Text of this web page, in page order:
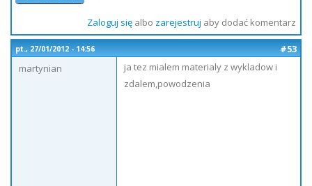
Zaloguj sięalbo zarejestruj aby dodać komentarz
pt., 27/01/2012 - 14:56
#53
martynian
ja tez mialem materialy z wykladow i
zdalem,powodzenia